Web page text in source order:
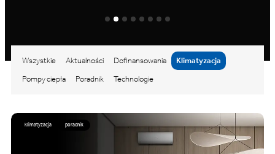
Wszystkie Aktualności Dofinansowania
Klimatyzacja
Pompy ciepła
Poradnik Technologie
klimatyzacja poradnik